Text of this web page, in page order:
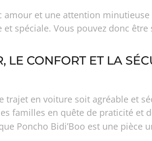
amour et une attention
spéciale. Vous pouvez donc
CONFORT ET LA
trajet en voiture soit agréable et
familles en quête de praticité et
Poncho Bidi’Boo est une pièce